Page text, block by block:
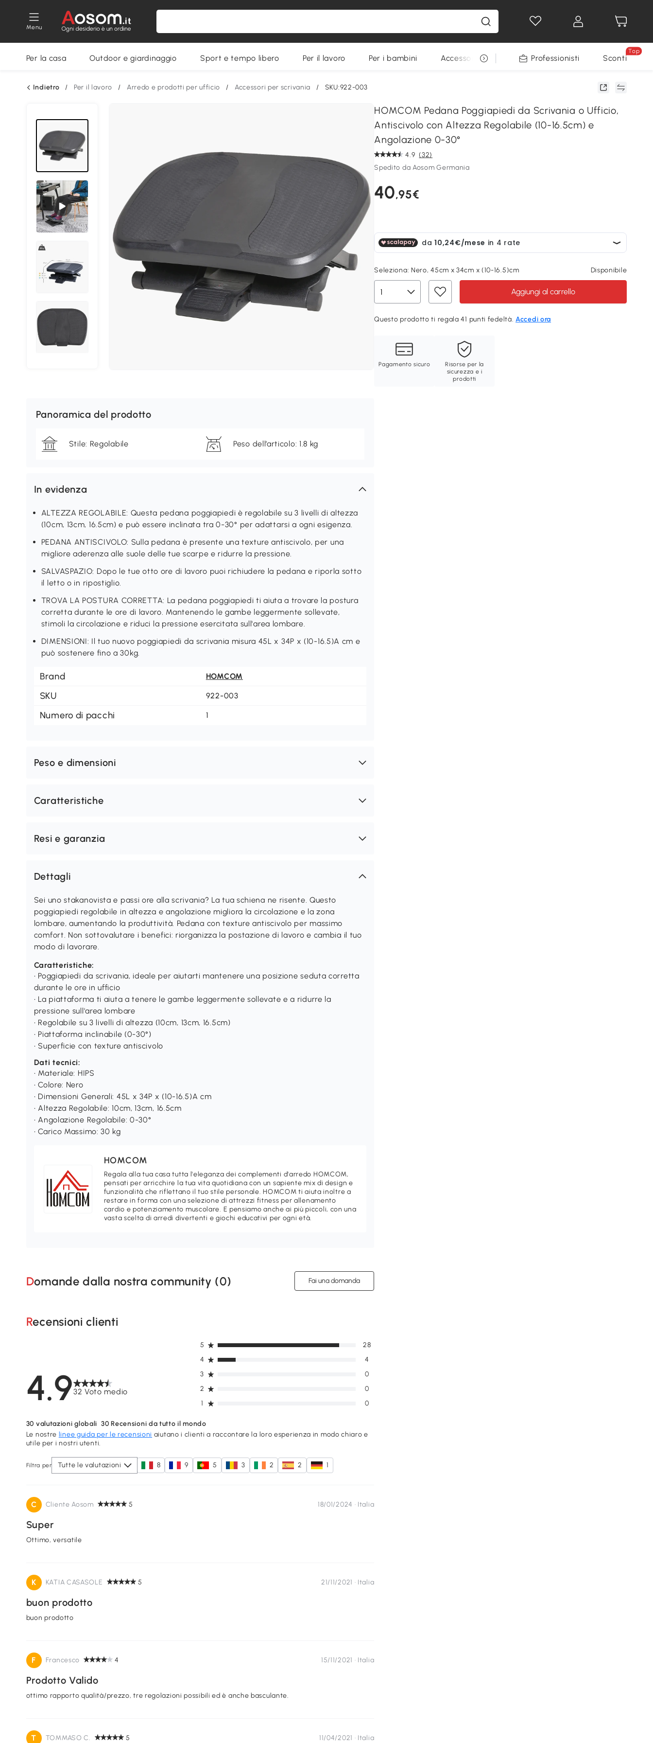
Menu
Per la casa Outdoor e giardinaggio Sport e tempo libero Per il lavoro Per i bambini Accessori per animali Professionisti Sconti
Top
Indietro / Per il lavoro / Arredo e prodotti per ufficio / Accessori per scrivania / SKU:922-003
HOMCOM Pedana Poggiapiedi da Scrivania o Ufficio,
Antiscivolo con Altezza Regolabile (10-16.5cm) e
Angolazione 0-30°
4.9 (32)
Spedito da Aosom Germania
40,95€
Seleziona: Nero, 45cm x 34cm x (10-16.5)cm Disponibile
Aggiungi al carrello
Questo prodotto ti regala 41 punti fedeltà.Accedi ora
Pagamento sicuro
Risorse per la
sicurezza e i
prodotti
Panoramica del prodotto
Stile: Regolabile Peso dell’articolo: 1.8 kg
In evidenza
ALTEZZA REGOLABILE: Questa pedana poggiapiedi è regolabile su 3 livelli di altezza
(10cm, 13cm, 16.5cm) e può essere inclinata tra 0-30° per adattarsi a ogni esigenza.
PEDANA ANTISCIVOLO: Sulla pedana è presente una texture antiscivolo, per una
migliore aderenza alle suole delle tue scarpe e ridurre la pressione.
SALVASPAZIO: Dopo le tue otto ore di lavoro puoi richiudere la pedana e riporla sotto
il letto o in ripostiglio.
TROVA LA POSTURA CORRETTA: La pedana poggiapiedi ti aiuta a trovare la postura
corretta durante le ore di lavoro. Mantenendo le gambe leggermente sollevate,
stimoli la circolazione e riduci la pressione esercitata sull'area lombare.
DIMENSIONI: Il tuo nuovo poggiapiedi da scrivania misura 45L x 34P x (10-16.5)A cm e
può sostenere fino a 30kg.
Brand HOMCOM
SKU 922-003
Numero di pacchi 1
Peso e dimensioni
Caratteristiche
Resi e garanzia
Dettagli
Sei uno stakanovista e passi ore alla scrivania? La tua schiena ne risente. Questo
poggiapiedi regolabile in altezza e angolazione migliora la circolazione e la zona
lombare, aumentando la produttività. Pedana con texture antiscivolo per massimo
comfort. Non sottovalutare i benefici: riorganizza la postazione di lavoro e cambia il tuo
modo di lavorare.
Caratteristiche:
• Poggiapiedi da scrivania, ideale per aiutarti mantenere una posizione seduta corretta
durante le ore in ufficio
• La piattaforma ti aiuta a tenere le gambe leggermente sollevate e a ridurre la
pressione sull'area lombare
• Regolabile su 3 livelli di altezza (10cm, 13cm, 16.5cm)
• Piattaforma inclinabile (0-30°)
• Superficie con texture antiscivolo
Dati tecnici:
• Materiale: HIPS
• Colore: Nero
• Dimensioni Generali: 45L x 34P x (10-16.5)A cm
• Altezza Regolabile: 10cm, 13cm, 16.5cm
• Angolazione Regolabile: 0-30°
• Carico Massimo: 30 kg
HOMCOM
Regala alla tua casa tutta l'eleganza dei complementi d'arredo HOMCOM,
pensati per arricchire la tua vita quotidiana con un sapiente mix di design e
funzionalità che riflettano il tuo stile personale. HOMCOM ti aiuta inoltre a
restare in forma con una selezione di attrezzi fitness per allenamento
cardio e potenziamento muscolare. E pensiamo anche ai più piccoli, con una
vasta scelta di arredi divertenti e giochi educativi per ogni età.
Domande dalla nostra community (0) Fai una domanda
Recensioni clienti
4.932 Voto medio
1 0
2 0
3 0
4 4
5 28
30 valutazioni globali 30 Recensioni da tutto il mondo
Le nostre linee guida per le recensioni aiutano i clienti a raccontare la loro esperienza in modo chiaro e
utile per i nostri utenti.
Filtra per Tutte le valutazioni 8 9 5 3 2 2 1
C Cliente Aosom 5 18/01/2024 · Italia
Super
Ottimo, versatile
K KATIA CASASOLE 5 21/11/2021 · Italia
buon prodotto
buon prodotto
F Francesco 4 15/11/2021 · Italia
Prodotto Valido
ottimo rapporto qualità/prezzo, tre regolazioni possibili ed è anche basculante.
T TOMMASO C. 5 11/04/2021 · Italia